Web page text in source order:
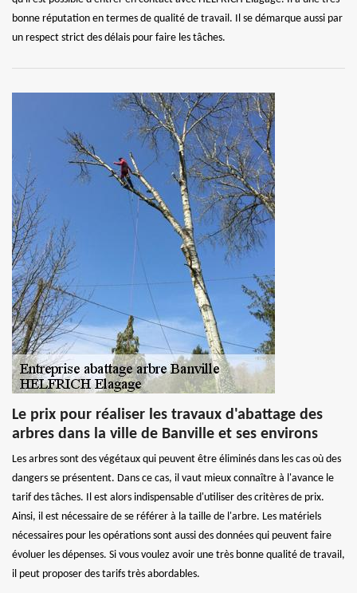
bonne réputation en termes de qualité de travail. Il se démarque aussi par
un respect strict des délais pour faire les tâches.
Le prix pour réaliser les travaux d'abattage des
arbres dans la ville de Banville et ses environs
Les arbres sont des végétaux qui peuvent être éliminés dans les cas où des
dangers se présentent. Dans ce cas, il vaut mieux connaître à l'avance le
tarif des tâches. Il est alors indispensable d'utiliser des critères de prix.
Ainsi, il est nécessaire de se référer à la taille de l'arbre. Les matériels
nécessaires pour les opérations sont aussi des données qui peuvent faire
évoluer les dépenses. Si vous voulez avoir une très bonne qualité de travail,
il peut proposer des tarifs très abordables.